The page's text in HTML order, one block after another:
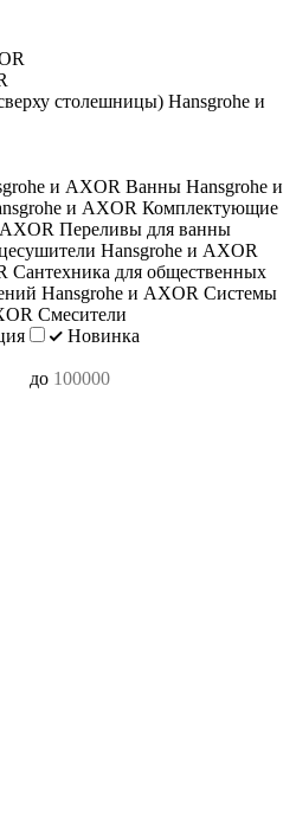
столешницы) Hansgrohe и
и AXOR Ванны Hansgrohe и
и AXOR Комплектующие
Переливы для ванны
Hansgrohe и AXOR
Сантехника для общественных
Hansgrohe и AXOR Системы
Смесители
Новинка
до